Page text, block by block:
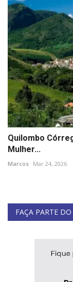
Quilombo
Mulher...
Marcos Mar 24, 2026
FAÇA PARTE